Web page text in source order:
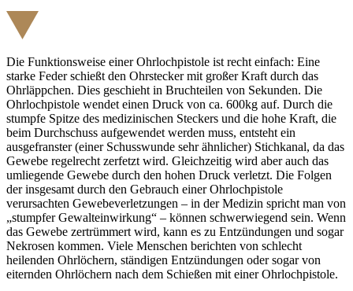
Die Funktionsweise einer Ohrlochpistole ist recht einfach: Eine
starke Feder schießt den Ohrstecker mit großer Kraft durch das
Ohrläppchen. Dies geschieht in Bruchteilen von Sekunden. Die
Ohrlochpistole wendet einen Druck von ca. 600kg auf. Durch die
stumpfe Spitze des medizinischen Steckers und die hohe Kraft, die
beim Durchschuss aufgewendet werden muss, entsteht ein
ausgefranster (einer Schusswunde sehr ähnlicher) Stichkanal, da das
Gewebe regelrecht zerfetzt wird. Gleichzeitig wird aber auch das
umliegende Gewebe durch den hohen Druck verletzt. Die Folgen
der insgesamt durch den Gebrauch einer Ohrlochpistole
verursachten Gewebeverletzungen – in der Medizin spricht man von
„stumpfer Gewalteinwirkung“ – können schwerwiegend sein. Wenn
das Gewebe zertrümmert wird, kann es zu Entzündungen und sogar
Nekrosen kommen. Viele Menschen berichten von schlecht
heilenden Ohrlöchern, ständigen Entzündungen oder sogar von
eiternden Ohrlöchern nach dem Schießen mit einer Ohrlochpistole.